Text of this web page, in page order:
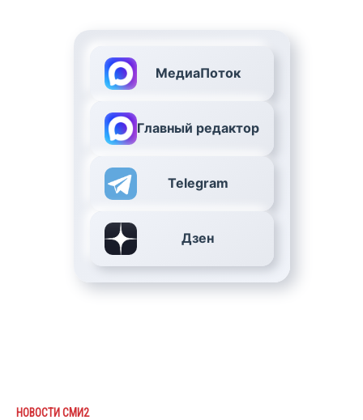
МедиаПоток
Главный редактор
Telegram
Дзен
НОВОСТИ СМИ2